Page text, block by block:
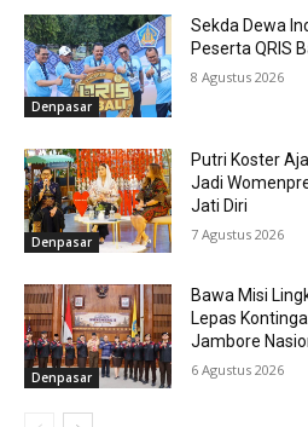
Denpasar
Sekda Dewa
Peserta QRIS
8 Agustus 2026
Denpasar
Putri Koster
Jadi
Jati Diri
7 Agustus 2026
Denpasar
Bawa Misi
Lepas
Jambore
6 Agustus 2026